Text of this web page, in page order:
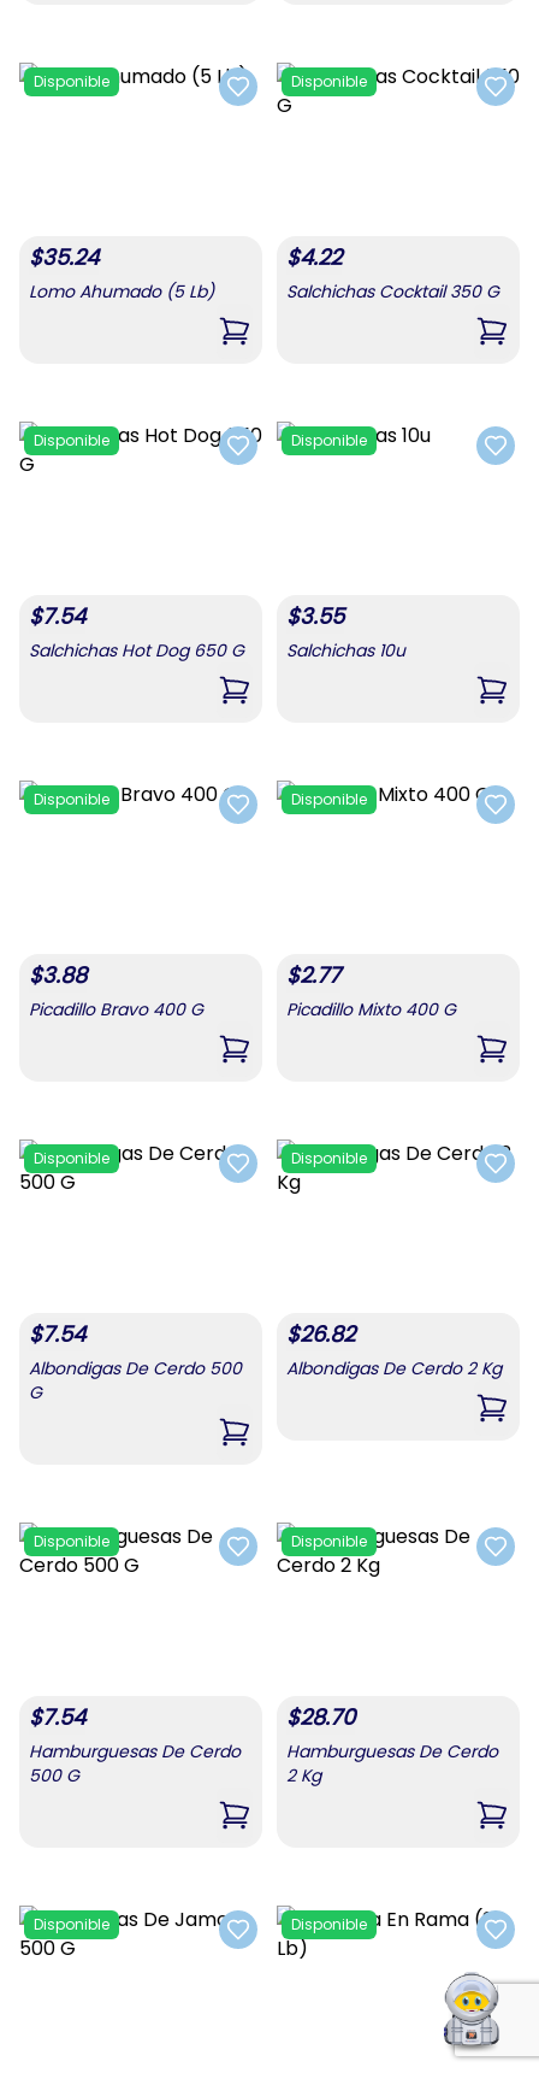
Add to favorites
Disponible
$35.24
Lomo Ahumado (5 Lb)
,Lomo Ahumado (5 Lb)
Add
Disponible
$4.22
Salchichas Cocktail 350 G
,
Add to favorites
Disponible
$7.54
Salchichas Hot Dog 650 G
,Salchichas Hot Dog 650 G
Add
Disponible
$3.55
Salchichas 10u
,
Add to favorites
Disponible
$3.88
Picadillo Bravo 400 G
,Picadillo Bravo 400 G
Add
Disponible
$2.77
Picadillo Mixto 400 G
,
Add to favorites
Disponible
$7.54
Albondigas De Cerdo 500
G
,Albondigas De Cerdo 500 G
Add
Disponible
$26.82
Albondigas De Cerdo 2 Kg
,
Add to favorites
Disponible
$7.54
Hamburguesas De Cerdo
500 G
,Hamburguesas De Cerdo 500 G
Add
Disponible
$28.70
Hamburguesas De Cerdo
2 Kg
,
Add to favorites
Disponible
Add
Disponible